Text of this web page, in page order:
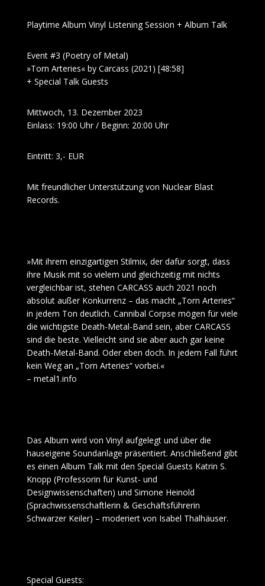
Playtime Album Vinyl Listening Session + Album Talk
Event #3 (Poetry of Metal)
»Torn Arteries« by Carcass (2021) [48:58]
+ Special Talk Guests
Mittwoch, 13. Dezember 2023
Einlass: 19:00 Uhr / Beginn: 20:00 Uhr
Eintritt: 3,- EUR
Mit freundlicher Unterstützung von Nuclear Blast
Records.
»Mit ihrem einzigartigen Stilmix, der dafür sorgt, dass
ihre Musik mit so vielem und gleichzeitig mit nichts
vergleichbar ist, stehen CARCASS auch 2021 noch
absolut außer Konkurrenz – das macht „Torn Arteries“
in jedem Ton deutlich. Cannibal Corpse mögen für viele
die wichtigste Death-Metal-Band sein, aber CARCASS
sind die beste. Vielleicht sind sie aber auch gar keine
Death-Metal-Band. Oder eben doch. In jedem Fall führt
kein Weg an „Torn Arteries“ vorbei.«
– metal1.info
Das Album wird von Vinyl aufgelegt und über die
hauseigene Soundanlage präsentiert. Anschließend gibt
es einen Album Talk mit den Special Guests Katrin S.
Knopp (Professorin für Kunst- und
Designwissenschaften) und Simone Heinold
(Sprachwissenschaftlerin & Geschäftsführerin
Schwarzer Keiler) – moderiert von Isabel Thalhäuser.
Special Guests: